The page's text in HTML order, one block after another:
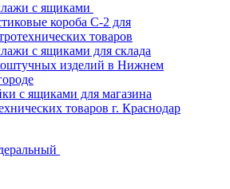
с ящиками
короба С-2 для
товаров
с ящиками для склада
изделий в Нижнем
с ящиками для магазина
товаров г. Краснодар